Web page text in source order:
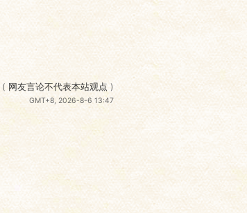
( 网友言论不代表本站观点 )
GMT+8, 2026-8-6 13:47